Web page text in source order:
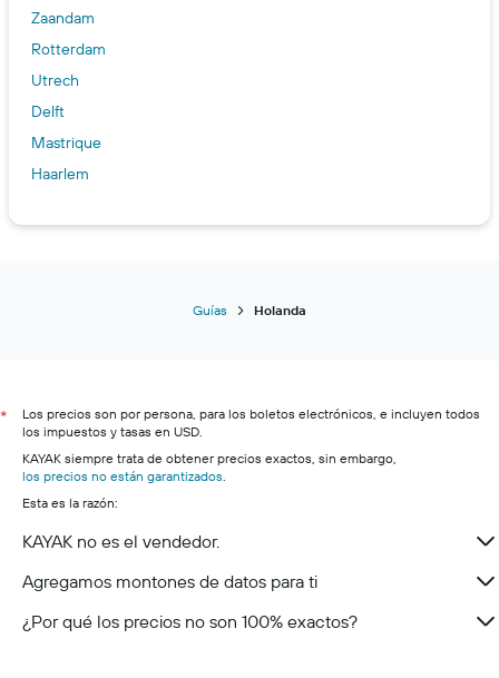
Zaandam
Rotterdam
Utrech
Delft
Mastrique
Haarlem
Guías Holanda
*
Los precios son por persona, para los boletos electrónicos, e incluyen todos
los impuestos y tasas en USD.
KAYAK siempre trata de obtener precios exactos, sin embargo,
los precios no están garantizados
Esta es la razón:
KAYAK no es el vendedor.
Agregamos montones de datos para ti
¿Por qué los precios no son 100% exactos?